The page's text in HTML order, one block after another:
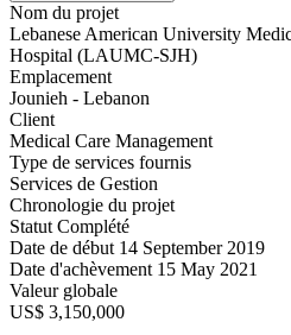
Nom du projet
Lebanese American University
Hospital (LAUMC-SJH)
Emplacement
Jounieh - Lebanon
Client
Medical Care Management
Type de services fournis
Services de Gestion
Chronologie du projet
Statut Complété
Date de début 14 September 2019
Date d'achèvement 15 May 2021
Valeur globale
US$ 3,150,000